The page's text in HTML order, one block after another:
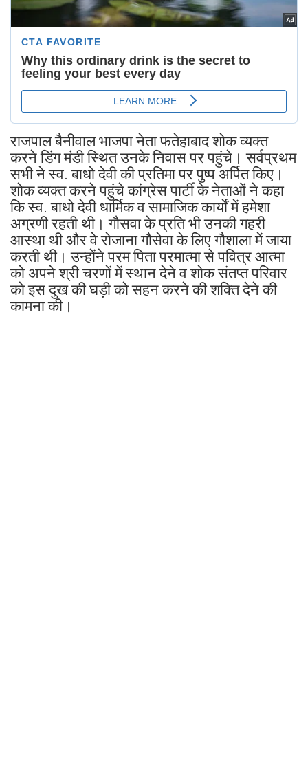
राजपाल बैनीवाल भाजपा नेता फतेहाबाद शोक व्यक्त
करने डिंग मंडी स्थित उनके निवास पर पहुंचे। सर्वप्रथम
सभी ने स्व. बाधो देवी की प्रतिमा पर पुष्प अर्पित किए।
शोक व्यक्त करने पहुंचे कांग्रेस पार्टी के नेताओं ने कहा
कि स्व. बाधो देवी धार्मिक व सामाजिक कार्यों में हमेशा
अग्रणी रहती थी। गौसवा के प्रति भी उनकी गहरी
आस्था थी और वे रोजाना गौसेवा के लिए गौशाला में जाया
करती थी। उन्होंने परम पिता परमात्मा से पवित्र आत्मा
को अपने श्री चरणों में स्थान देने व शोक संतप्त परिवार
को इस दुख की घड़ी को सहन करने की शक्ति देने की
कामना की।